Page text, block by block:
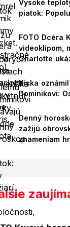
Vysoké
piatok:
FOTO Dcéra
videoklipom,
Charlotte
Paríži!
Kiska
Dominikovi:
Denný
zažijú
znameniam
Foto